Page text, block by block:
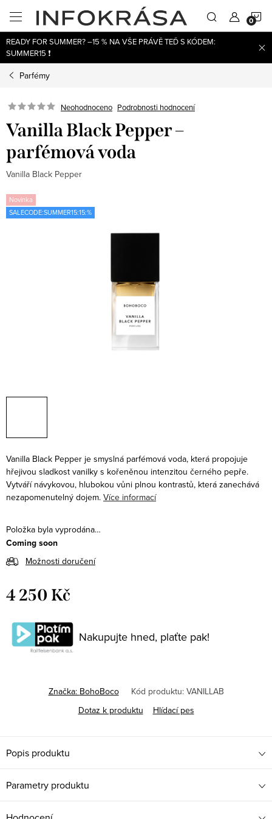
obsah
READY FOR SUMMER? –15 % NA VŠE PRÁVĚ TEĎ S KÓDEM:
SUMMER15 ❗
Parfémy
Neohodnoceno Podrobnosti hodnocení
Vanilla Black Pepper –
parfémová voda
Vanilla Black Pepper
Novinka
SALECODE:SUMMER15:15:%
Vanilla Black Pepper je smyslná parfémová voda, která propojuje
hřejivou sladkost vanilky s kořeněnou intenzitou černého pepře.
Vytváří návykovou, hlubokou vůni plnou kontrastů, která zanechává
nezapomenutelný dojem. Více informací
Položka byla vyprodána…
Coming soon
Možnosti doručení
4 250 Kč
cena:
Nakupujte hned, plaťte pak!
Značka: BohoBoco Kód produktu: VANILLAB
Dotaz k produktu
Hlídací pes
Popis produktu
Parametry produktu